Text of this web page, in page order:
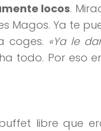
locos.
Magos. Ya te
coges. «Ya le
todo. Por eso
libre que